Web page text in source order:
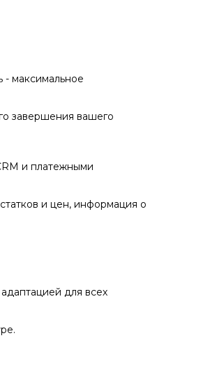
- максимальное
завершения вашего
и платежными
и цен, информация о
для всех